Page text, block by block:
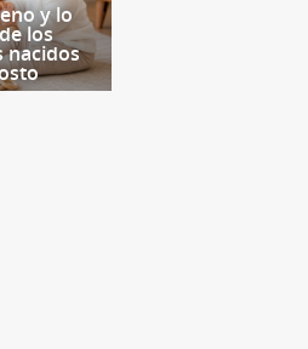
y lo
los
nacidos